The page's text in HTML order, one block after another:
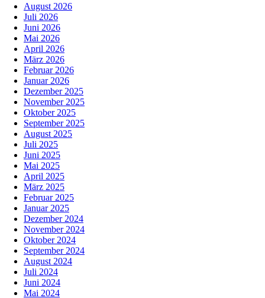
August 2026
Juli 2026
Juni 2026
Mai 2026
April 2026
März 2026
Februar 2026
Januar 2026
Dezember 2025
November 2025
Oktober 2025
September 2025
August 2025
Juli 2025
Juni 2025
Mai 2025
April 2025
März 2025
Februar 2025
Januar 2025
Dezember 2024
November 2024
Oktober 2024
September 2024
August 2024
Juli 2024
Juni 2024
Mai 2024